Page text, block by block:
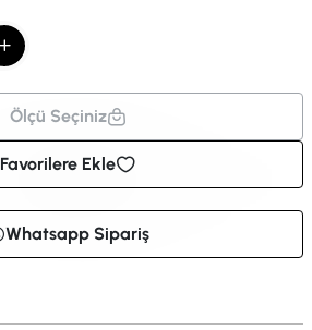
Ölçü Seçiniz
Favorilere Ekle
Whatsapp Sipariş